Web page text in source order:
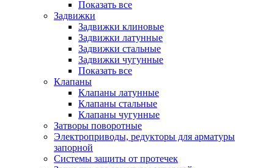
Показать все
Задвижки
Задвижки клиновые
Задвижки латунные
Задвижки стальные
Задвижки чугунные
Показать все
Клапаны
Клапаны латунные
Клапаны стальные
Клапаны чугунные
Затворы поворотные
Электроприводы, редукторы для арматуры
запорной
Системы защиты от протечек